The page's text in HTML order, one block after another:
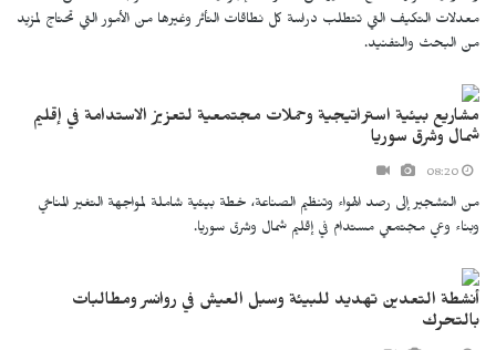
معدلات التكيف التي تتطلب دراسة كل نطاقات التأثر وغيرها من الأمور التي تحتاج لمزيد
من البحث والتفنيد.
مشاريع بيئية استراتيجية وحملات مجتمعية لتعزيز الاستدامة في إقليم
شمال وشرق سوريا
من التشجير إلى رصد الهواء وتنظيم الصناعة، خطة بيئية شاملة لمواجهة التغير المناخي
وبناء وعي مجتمعي مستدام في إقليم شمال وشرق سوريا.
أنشطة التعدين تهديد للبيئة وسبل العيش في روانسر ومطالبات
بالتحرك